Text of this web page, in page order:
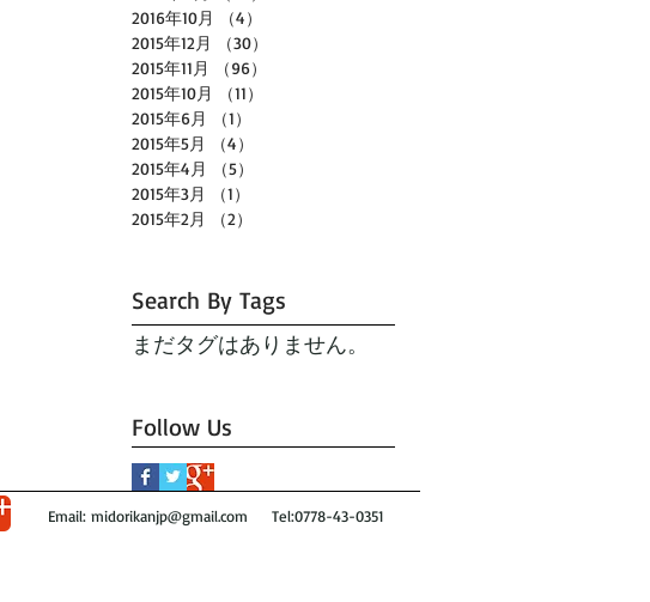
2016年10月
（4）
2015年12月
（30）
2015年11月
（96）
2015年10月
（11）
2015年6月
（1）
2015年5月
（4）
2015年4月
（5）
2015年3月
（1）
2015年2月
（2）
Search By Tags
まだタグはありません。
Follow Us
Email: midorikanjp@gmail.com Tel:0778-43-0351